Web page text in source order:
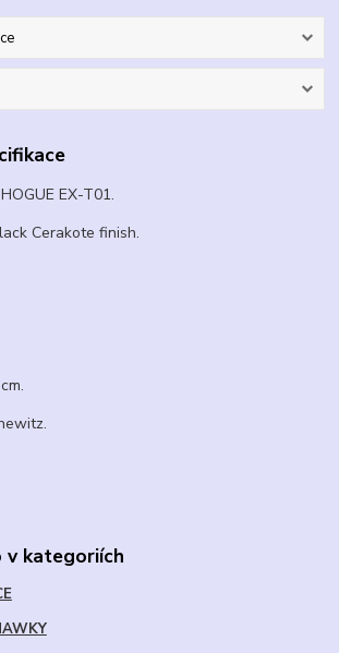
EX-T01.
Cerakote finish.
v kategoriích